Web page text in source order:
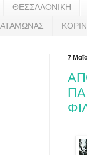
ΘΕΣΣΑΛΟΝΙΚΗ
7